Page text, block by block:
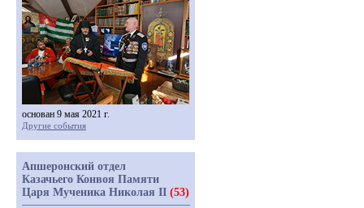
основан 9 мая 2021 г.
Другие события
Апшеронский отдел
Казачьего Конвоя Памяти
Царя Мученика Николая II (53)